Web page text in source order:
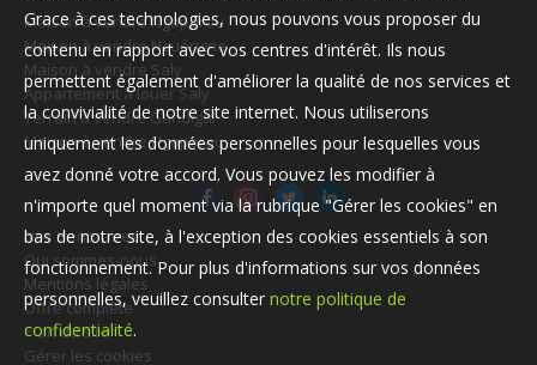
Maison à vendre Ngaparou
Maison à vendre Nguérigne
Maison à vendre Saly
Appartement à louer Saly
Terrain à vendre Gandigal
Maison à vendre Ngaparou
Nos Honoraires
Qui sommes-nous
Mentions légales
Offre complète
Plan du site
Gérer les cookies
Grace à ces technologies, nous pouvons vous proposer du
contenu en rapport avec vos centres d'intérêt. Ils nous
permettent également d'améliorer la qualité de nos services et
la convivialité de notre site internet. Nous utiliserons
uniquement les données personnelles pour lesquelles vous
avez donné votre accord. Vous pouvez les modifier à
n'importe quel moment via la rubrique "Gérer les cookies" en
bas de notre site, à l'exception des cookies essentiels à son
fonctionnement. Pour plus d'informations sur vos données
personnelles, veuillez consulter notre politique de
confidentialité.